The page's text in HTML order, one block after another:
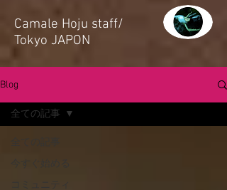
​Camale Hoju staff/
Tokyo JAPON
Blog
全ての記事